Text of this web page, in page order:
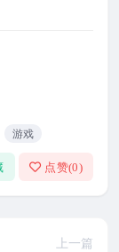
游戏
点赞(0)
上一篇